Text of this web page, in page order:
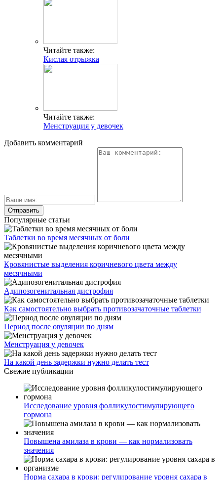
Читайте также:
Кислая отрыжка
Читайте также:
Менструация у девочек
Добавить комментарий
Популярные статьи
Таблетки во время месячных от боли
Кровянистые выделения коричневого цвета между
месячными
Адипозогенитальная дистрофия
Как самостоятельно выбрать противозачаточные таблетки
Период после овуляции по дням
Менструация у девочек
На какой день задержки нужно делать тест
Свежие публикации
Исследование уровня фолликулостимулирующего
гормона
Повышена амилаза в крови — как нормализовать
значения
Норма сахара в крови: регулирование уровня сахара в